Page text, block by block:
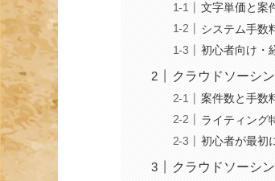
文字単価と案
システム手数
初心者向け・
クラウドソーシ
案件数と手数
ライティング
初心者が最初
クラウドソーシ